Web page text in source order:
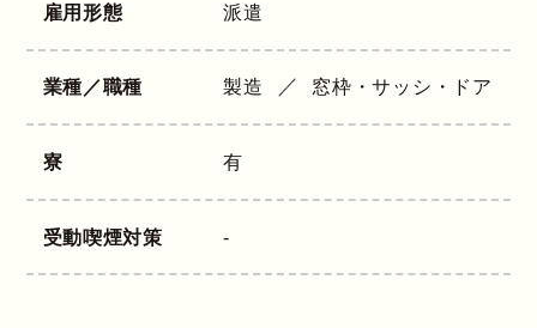
雇用形態 派遣
業種／職種 製造 窓枠・サッシ・ドア
寮 有
受動喫煙対策 -